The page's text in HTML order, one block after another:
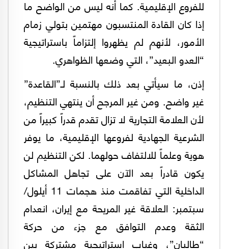
للفروع الإقليمية. كما أنه ليس من الواضح ما
إذا كان القادة المنتسبون مهتمين بتولي زمام
الأمور، لأنهم لم يظهروا إلتزاماً باستراتيجية
“العدو البعيد”، التي وضعها الظواهري.
إذن، ما سيأتي بعد ذلك بالنسبة لـ”القاعدة”
غير واضح. ومن غير المرجح أن ينتهي التنظيم،
لأن العلامة التجارية لا تزال تقدم قدراً كبيراً من
الشرعية الجهادية لفروعها الإقليمية، ما يوفر
هوية وعلماً للالتفاف حولهما. لكن التنظيم لن
يكون قادراً بعد الآن على تجاهل المشاكل
الداخلية التي تفاقمت منذ هجمات 11 أيلول/
سبتمبر: العلاقة غير المريحة مع إيران، انعدام
الثقة وعدم التوافق مع جزء من حركة
“طالبان”، وغياب استراتيجية مشتركة بين